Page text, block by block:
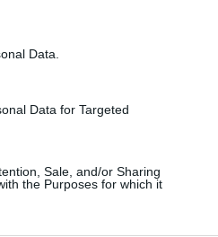
Data.
Data for Targeted
Sale, and/or Sharing
the Purposes for which it